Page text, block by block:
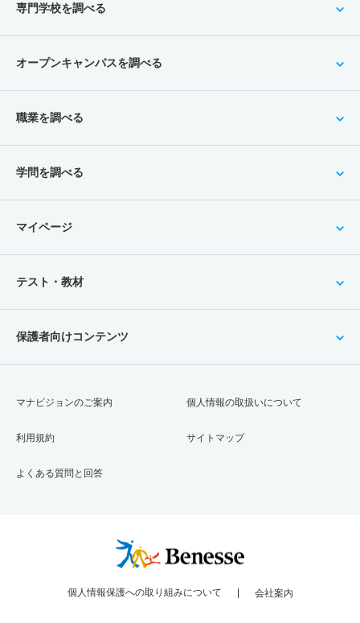
専門学校を調べる
オープンキャンパスを調べる
職業を調べる
学問を調べる
マイページ
テスト・教材
保護者向けコンテンツ
マナビジョンのご案内
利用規約
よくある質問と回答
個人情報の取扱いについて
サイトマップ
個人情報保護への取り組みについて 会社案内